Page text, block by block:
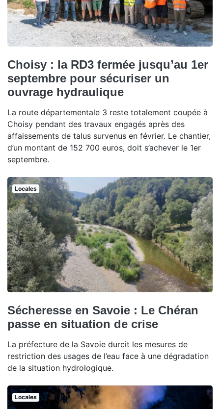
Choisy : la RD3 fermée jusqu’au 1er
septembre pour sécuriser un
ouvrage hydraulique
La route départementale 3 reste totalement coupée à
Choisy pendant des travaux engagés après des
affaissements de talus survenus en février. Le chantier,
d’un montant de 152 700 euros, doit s’achever le 1er
septembre.
Locales
Sécheresse en Savoie : Le Chéran
passe en situation de crise
La préfecture de la Savoie durcit les mesures de
restriction des usages de l’eau face à une dégradation
de la situation hydrologique.
Locales